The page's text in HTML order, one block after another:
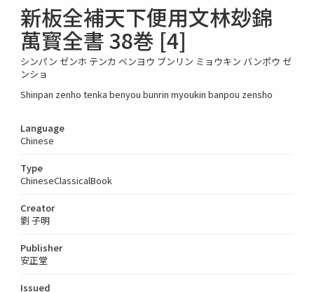
新板全補天下便用文林玅錦
萬寳全書 38巻 [4]
シンパン ゼンホ テンカ ベンヨウ ブンリン ミョウキン バンポウ ゼ
ンショ
Shinpan zenho tenka benyou bunrin myoukin banpou zensho
Language
Chinese
Type
ChineseClassicalBook
Creator
劉 子明
Publisher
安正堂
Issued